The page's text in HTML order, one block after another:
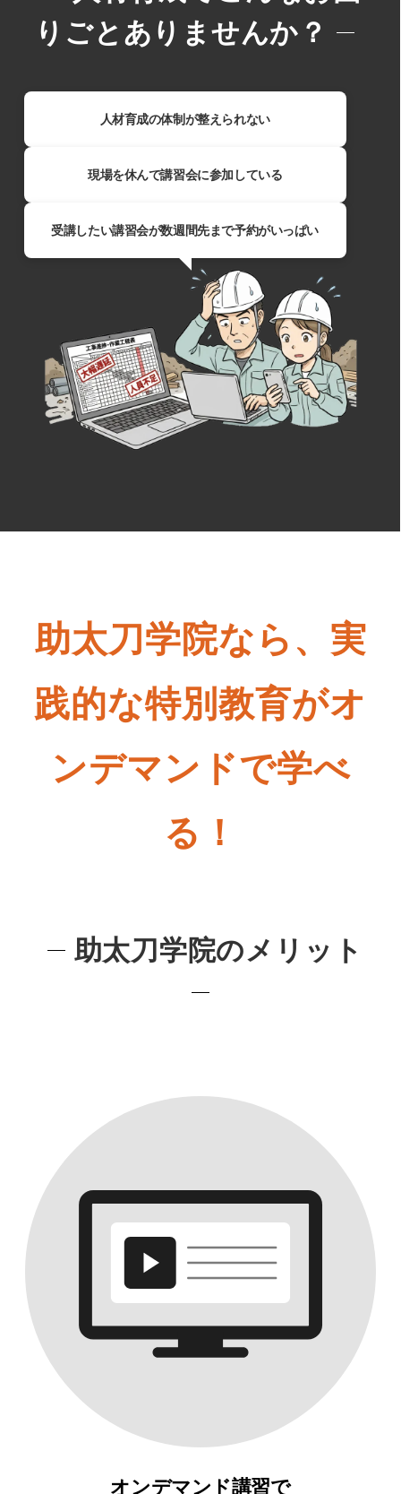
りごとありませんか？
人材育成の体制が整えられない​
現場を休んで講習会に参加している
受講したい講習会が数週間先まで予約がいっぱい
助太刀学院なら、実
践的な特別教育がオ
ンデマンドで学べ
る！
助太刀学院のメリット
オンデマンド講習で